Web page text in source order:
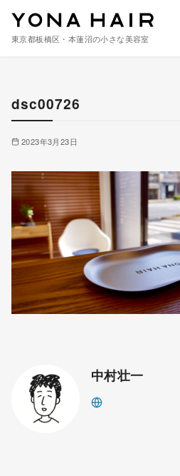
東京都板橋区・本蓮沼の小さな美容室
dsc00726
2023年3月23日
中村壮一